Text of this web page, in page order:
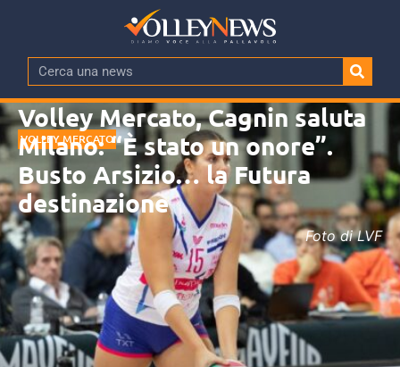
VOLLEY MERCATO
Volley Mercato, Cagnin saluta
Milano: “È stato un onore”.
Busto Arsizio… la Futura
destinazione
Foto di LVF